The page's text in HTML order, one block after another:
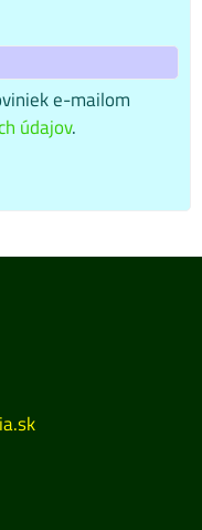
e-mailom
údajov.